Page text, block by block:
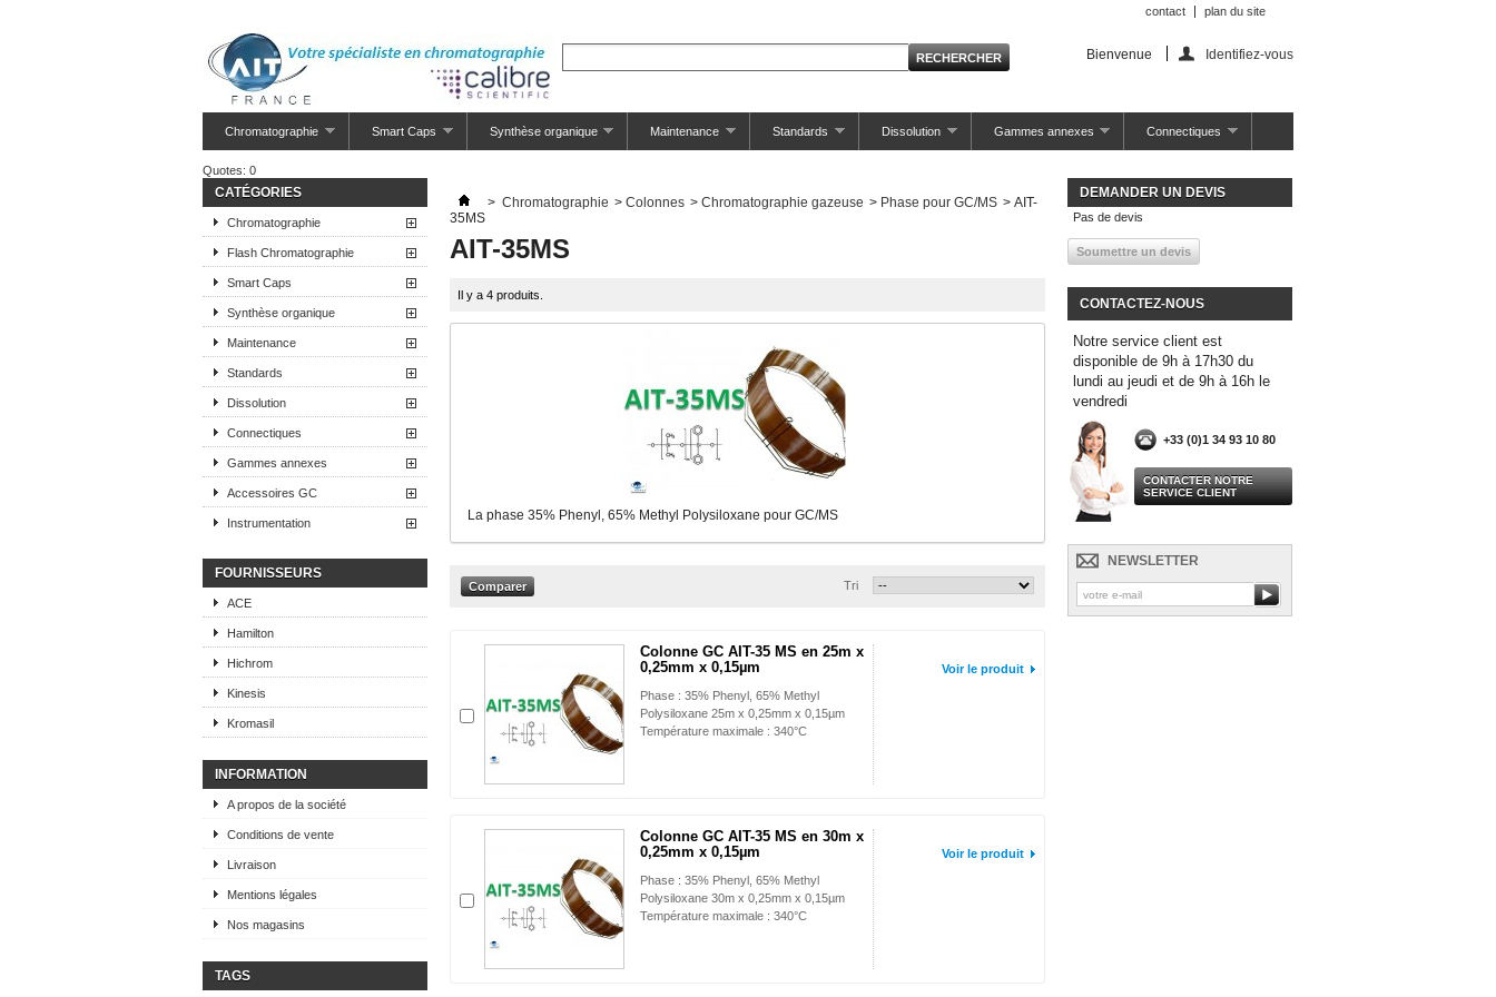
contact plan du site
Bienvenue Identifiez-vous
Chromatographie Smart Caps Synthèse organique Maintenance Standards Dissolution Gammes annexes Connectiques
Quotes: 0
CATÉGORIES
Chromatographie
Flash Chromatographie
Smart Caps
Synthèse organique
Maintenance
Standards
Dissolution
Connectiques
Gammes annexes
Accessoires GC
Instrumentation
FOURNISSEURS
ACE
Hamilton
Hichrom
Kinesis
Kromasil
INFORMATION
A propos de la société
Conditions de vente
Livraison
Mentions légales
Nos magasins
TAGS
> Chromatographie > Colonnes > Chromatographie gazeuse > Phase pour GC/MS > AIT-
35MS
AIT-35MS
Il y a 4 produits.
La phase 35% Phenyl, 65% Methyl Polysiloxane pour GC/MS
Tri
Colonne GC AIT-35 MS en 25m x
0,25mm x 0,15µm
Phase : 35% Phenyl, 65% Methyl
Polysiloxane 25m x 0,25mm x 0,15µm
Température maximale : 340°C
Voir le produit
Colonne GC AIT-35 MS en 30m x
0,25mm x 0,15µm
Phase : 35% Phenyl, 65% Methyl
Polysiloxane 30m x 0,25mm x 0,15µm
Température maximale : 340°C
Voir le produit
DEMANDER UN DEVIS
Pas de devis
CONTACTEZ-NOUS
Notre service client est
disponible de 9h à 17h30 du
lundi au jeudi et de 9h à 16h le
vendredi
+33 (0)1 34 93 10 80
CONTACTER NOTRE
SERVICE CLIENT
NEWSLETTER